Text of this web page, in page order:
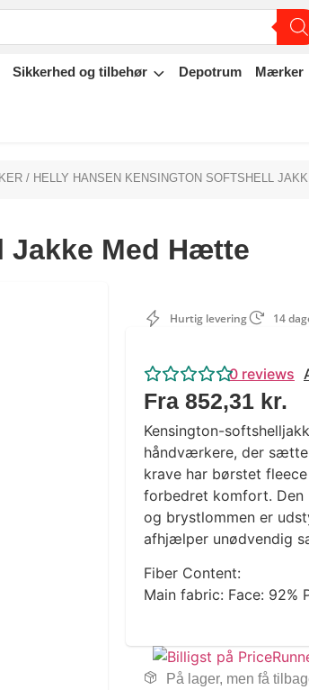
Sikkerhed og tilbehør Depotrum Mærker
/ HELLY HANSEN KENSINGTON SOFTSHELL
Jakke Med Hætte
Hurtig levering 14
0 reviews
Fra 852,31 kr.
Kensington-
håndværkere, der
krave har børstet
forbedret komfort. Den
og brystlommen er
afhjælper unødvendig
Fiber Content:
Main fabric: Face: 92%
På lager, men få